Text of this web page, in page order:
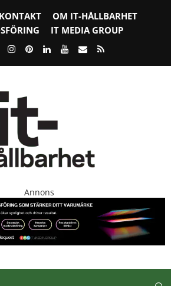
KONTAKT
OM IT-HÅLLBARHET
IT MEDIA GROUP
Annons